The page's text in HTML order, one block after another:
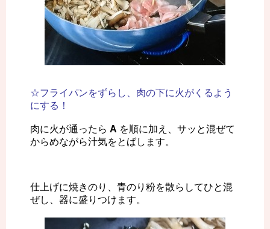
☆フライパンをずらし、肉の下に火がくるよう
にする！
肉に火が通ったら A を順に加え、サッと混ぜて
からめながら汁気をとばします。
仕上げに焼きのり、青のり粉を散らしてひと混
ぜし、器に盛りつけます。